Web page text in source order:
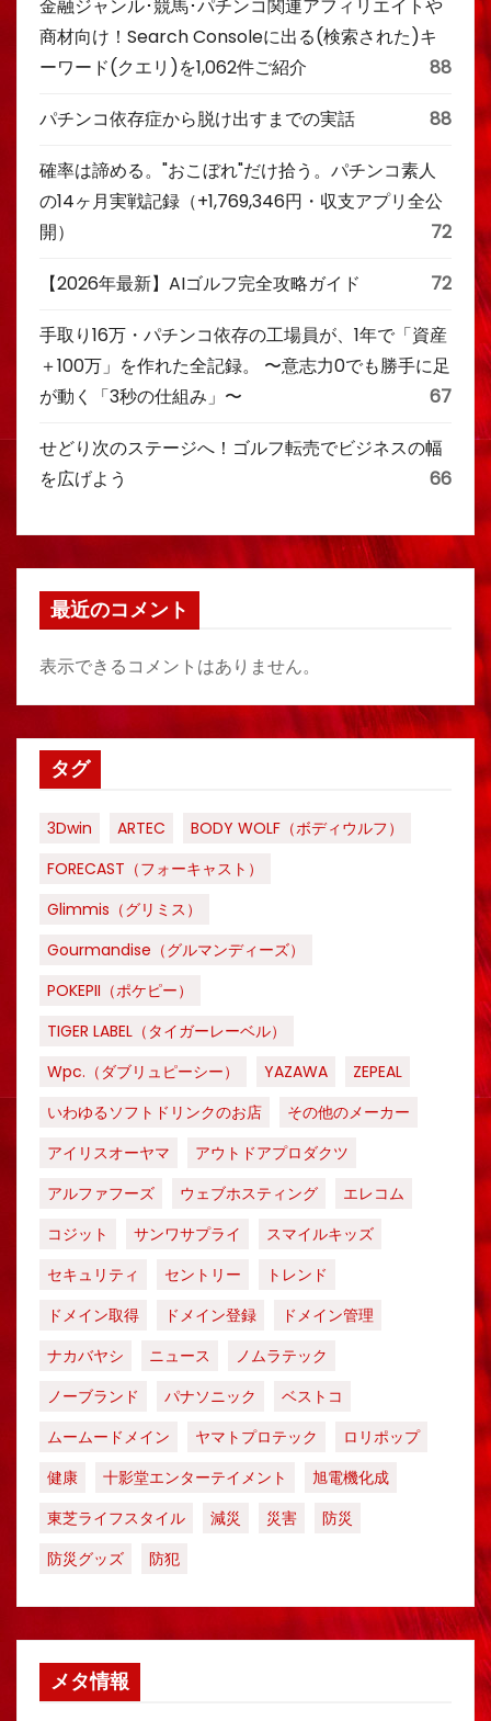
金融ジャンル･競馬･パチンコ関連アフィリエイトや
商材向け！Search Consoleに出る(検索された)キ
ーワード(クエリ)を1,062件ご紹介
88
パチンコ依存症から脱け出すまでの実話 88
確率は諦める。"おこぼれ"だけ拾う。パチンコ素人
の14ヶ月実戦記録（+1,769,346円・収支アプリ全公
開）
72
【2026年最新】AIゴルフ完全攻略ガイド 72
手取り16万・パチンコ依存の工場員が、1年で「資産
＋100万」を作れた全記録。 〜意志力0でも勝手に足
が動く「3秒の仕組み」〜
67
せどり次のステージへ！ゴルフ転売でビジネスの幅
を広げよう
66
最近のコメント
表示できるコメントはありません。
タグ
3Dwin ARTEC
BODY WOLF（ボディウルフ）
FORECAST（フォーキャスト）
Glimmis（グリミス）
Gourmandise（グルマンディーズ）
POKEPII（ポケピー）
TIGER LABEL（タイガーレーベル）
Wpc.（ダブリュピーシー）
YAZAWA
ZEPEAL
いわゆるソフトドリンクのお店
その他のメーカー
アイリスオーヤマ
アウトドアプロダクツ
アルファフーズ
ウェブホスティング
エレコム
コジット
サンワサプライ
スマイルキッズ
セキュリティ
セントリー
トレンド
ドメイン取得
ドメイン登録
ドメイン管理
ナカバヤシ
ニュース
ノムラテック
ノーブランド
パナソニック
ベストコ
ムームードメイン
ヤマトプロテック
ロリポップ
健康
十影堂エンターテイメント
旭電機化成
東芝ライフスタイル
減災 災害
防災
防災グッズ
防犯
メタ情報